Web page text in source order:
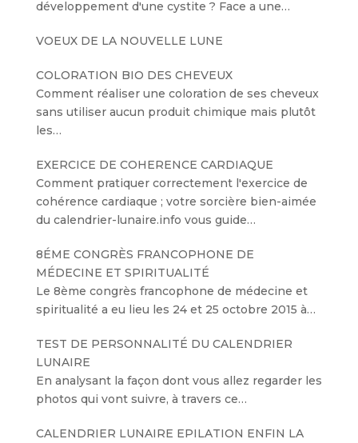
développement d'une cystite ? Face a une…
VOEUX DE LA NOUVELLE LUNE
COLORATION BIO DES CHEVEUX
Comment réaliser une coloration de ses cheveux
sans utiliser aucun produit chimique mais plutôt
les…
EXERCICE DE COHERENCE CARDIAQUE
Comment pratiquer correctement l'exercice de
cohérence cardiaque ; votre sorcière bien-aimée
du calendrier-lunaire.info vous guide…
8ÉME CONGRÈS FRANCOPHONE DE
MÉDECINE ET SPIRITUALITÉ
Le 8ème congrès francophone de médecine et
spiritualité a eu lieu les 24 et 25 octobre 2015 à…
TEST DE PERSONNALITÉ DU CALENDRIER
LUNAIRE
En analysant la façon dont vous allez regarder les
photos qui vont suivre, à travers ce…
CALENDRIER LUNAIRE EPILATION ENFIN LA